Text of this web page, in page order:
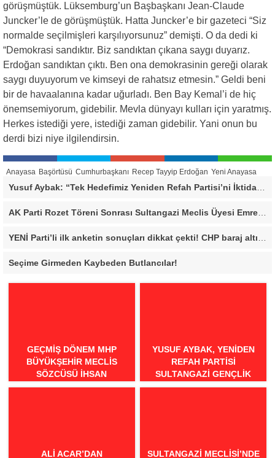
görüşmüştük. Lüksemburg’un Başbaşkanı Jean-Claude
Juncker’le de görüşmüştük. Hatta Juncker’e bir gazeteci “Siz
normalde seçilmişleri karşılıyorsunuz” demişti. O da dedi ki
“Demokrasi sandıktır. Biz sandıktan çıkana saygı duyarız.
Erdoğan sandıktan çıktı. Ben ona demokrasinin gereği olarak
saygı duyuyorum ve kimseyi de rahatsız etmesin.” Geldi beni
bir de havaalanına kadar uğurladı. Ben Bay Kemal’i de hiç
önemsemiyorum, gidebilir. Mevla dünyayı kulları için yaratmış.
Herkes istediği yere, istediği zaman gidebilir. Yani onun bu
derdi bizi niye ilgilendirsin.
Anayasa Başörtüsü Cumhurbaşkanı Recep Tayyip Erdoğan Yeni Anayasa
Yusuf Aybak: “Tek Hedefimiz Yeniden Refah Partisi’ni İktidara Taşımak”
AK Parti Rozet Töreni Sonrası Sultangazi Meclis Üyesi Emrecan Durmuş’tan Sert Mesaj: “Biz Gücümüzü Makamlardan Değil, Halktan Alıyoruz”
Seçime Girmeden Kaybeden Butlancılar!
GEÇMİŞ DÖNEM MHP
BÜYÜKŞEHİR MECLİS
SÖZCÜSÜ İHSAN
BİLGİLİ’DEN BURSA İÇİN
YUSUF AYBAK, YENIDEN
REFAH PARTISI
SULTANGAZI GENÇLIK
KOLLARI BAŞKANI OLDU
ALI ACAR’DAN
SULTANGAZI MECLISI’NDE